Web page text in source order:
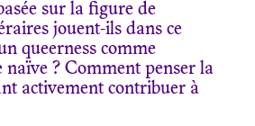
sur la figure de
jouent-ils dans ce
queerness comme
? Comment penser la
activement contribuer à